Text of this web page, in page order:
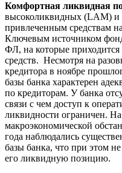
Комфортная ликвидная
высоколиквидных (LAM) и
привлеченным средствам
Ключевым источником
ФЛ, на которые
средств. Несмотря на
кредитора в ноябре
базы банка характерен
по кредиторам. У банка
связи с чем доступ к
ликвидности ограничен.
макроэкономической
года наблюдались
базы банка, что при этом
его ликвидную позицию.